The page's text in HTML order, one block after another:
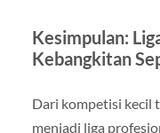
Kesimpulan:
Kebangkitan
Dari kompetisi kecil
menjadi liga